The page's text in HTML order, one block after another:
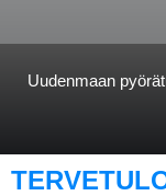
Uudenmaan